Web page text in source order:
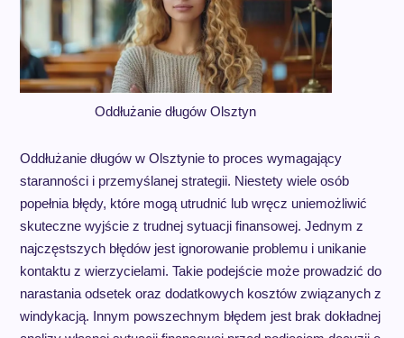
Oddłużanie długów Olsztyn
Oddłużanie długów w Olsztynie to proces wymagający
staranności i przemyślanej strategii. Niestety wiele osób
popełnia błędy, które mogą utrudnić lub wręcz uniemożliwić
skuteczne wyjście z trudnej sytuacji finansowej. Jednym z
najczęstszych błędów jest ignorowanie problemu i unikanie
kontaktu z wierzycielami. Takie podejście może prowadzić do
narastania odsetek oraz dodatkowych kosztów związanych z
windykacją. Innym powszechnym błędem jest brak dokładnej